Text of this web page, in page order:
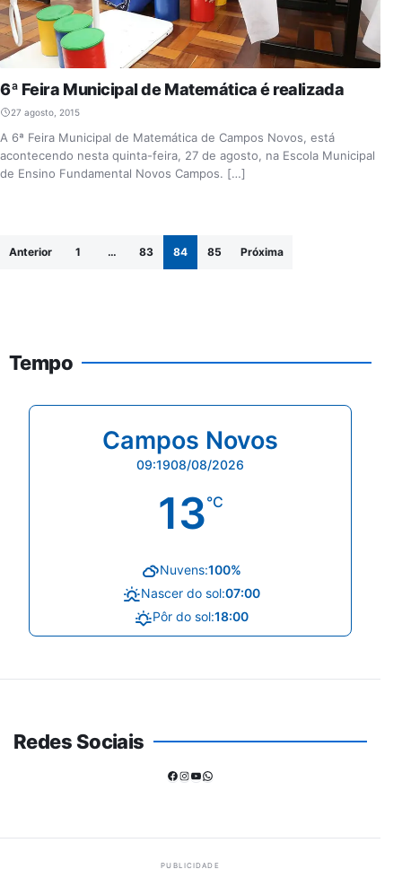
6ª Feira Municipal de Matemática é realizada
27 agosto, 2015
A 6ª Feira Municipal de Matemática de Campos Novos, está
acontecendo nesta quinta-feira, 27 de agosto, na Escola Municipal
de Ensino Fundamental Novos Campos. […]
Paginação de posts
Anterior 1 … 83 84 85 Próxima
Tempo
Campos Novos
09:1908/08/2026
13°C
Nuvens:100%
Nascer do sol:07:00
Pôr do sol:18:00
Redes Sociais
Facebook
Instagram
Youtube
WhatsApp
PUBLICIDADE